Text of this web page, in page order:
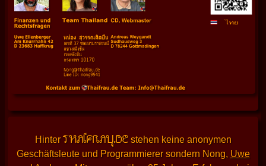
Hinter THAIFRAU.DEstehen keine anonymen
Geschäftsleute und Programmierer sondern Nong, Uwe